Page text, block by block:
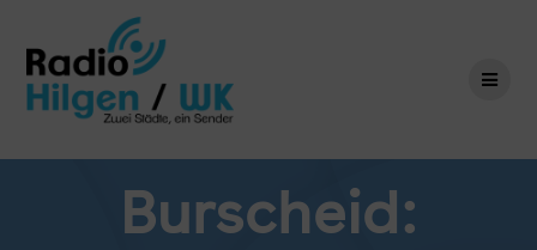
springen
Burscheid: